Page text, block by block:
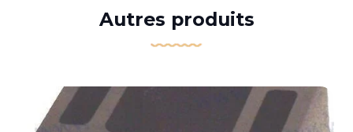
Autres produits